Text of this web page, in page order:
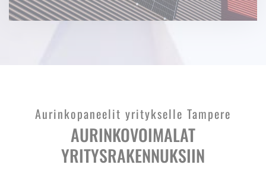
Aurinkopaneelit yritykselle Tampere
AURINKOVOIMALAT
YRITYSRAKENNUKSIIN